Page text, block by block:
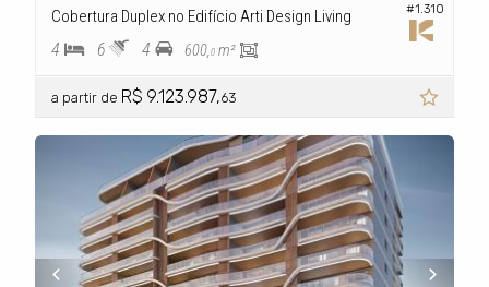
#1.310
Cobertura Duplex no Edifício Arti Design Living
4 6 4 600,0 m²
a partir de R$ 9.123.987,63